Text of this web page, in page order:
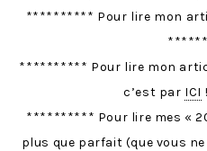
********** Pour lire mon
********** Pour lire mon
c’est par ICI
********** Pour lire mes «
plus que parfait (que vous